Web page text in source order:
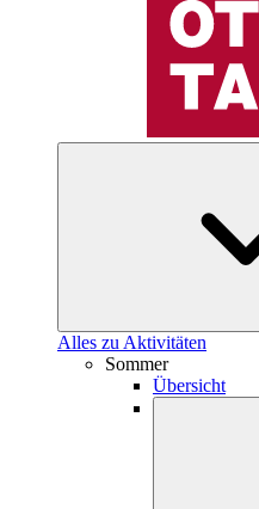
Alles zu Aktivitäten
Sommer
Übersicht